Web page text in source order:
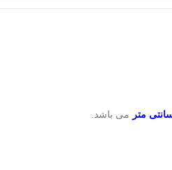
می باشد.